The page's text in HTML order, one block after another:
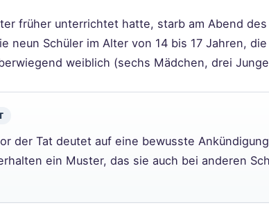
früher unterrichtet hatte, starb am Abend
neun Schüler im Alter von 14 bis 17 Jahren,
weiblich (sechs Mädchen, drei
der Tat deutet auf eine bewusste
ein Muster, das sie auch bei anderen